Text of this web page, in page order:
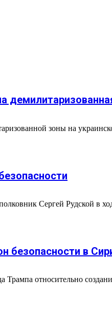
зоны на
Сергей Рудской в
безопасности в
относительно